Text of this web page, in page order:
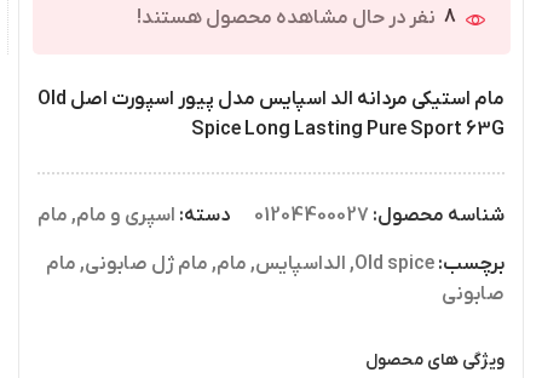
8 نفر در حال مشاهده محصول هستند!
مام استیکی مردانه الد اسپایس مدل پیور اسپورت اصل Old
Spice Long Lasting Pure Sport 63G
شناسه محصول: 01204400027 دسته: اسپری و مام, مام
برچسب: Old spice
, الداسپایس, مام, مام ژل صابونی, مام
صابونی
ویژگی های محصول